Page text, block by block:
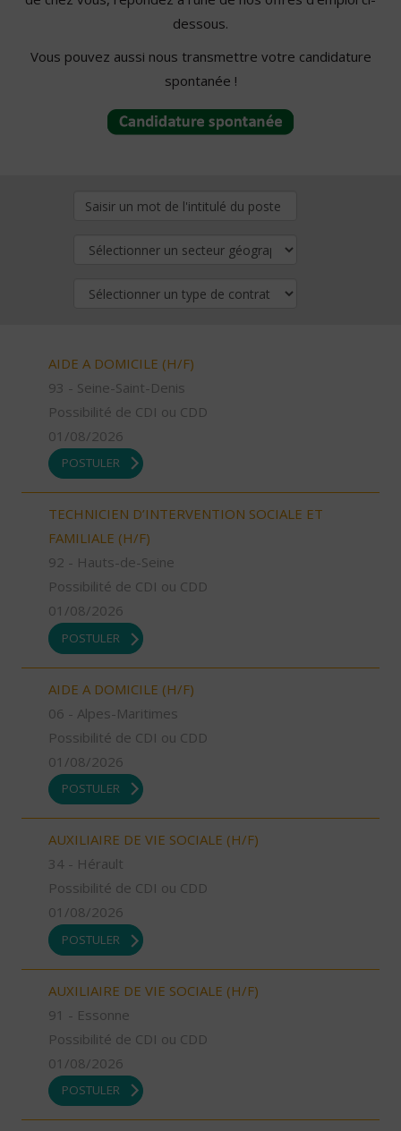
dessous.
Vous pouvez aussi nous transmettre votre candidature
spontanée !
AIDE A DOMICILE (H/F)
93 - Seine-Saint-Denis
Possibilité de CDI ou CDD
01/08/2026
POSTULER
TECHNICIEN D’INTERVENTION SOCIALE ET
FAMILIALE (H/F)
92 - Hauts-de-Seine
Possibilité de CDI ou CDD
01/08/2026
POSTULER
AIDE A DOMICILE (H/F)
06 - Alpes-Maritimes
Possibilité de CDI ou CDD
01/08/2026
POSTULER
AUXILIAIRE DE VIE SOCIALE (H/F)
34 - Hérault
Possibilité de CDI ou CDD
01/08/2026
POSTULER
AUXILIAIRE DE VIE SOCIALE (H/F)
91 - Essonne
Possibilité de CDI ou CDD
01/08/2026
POSTULER